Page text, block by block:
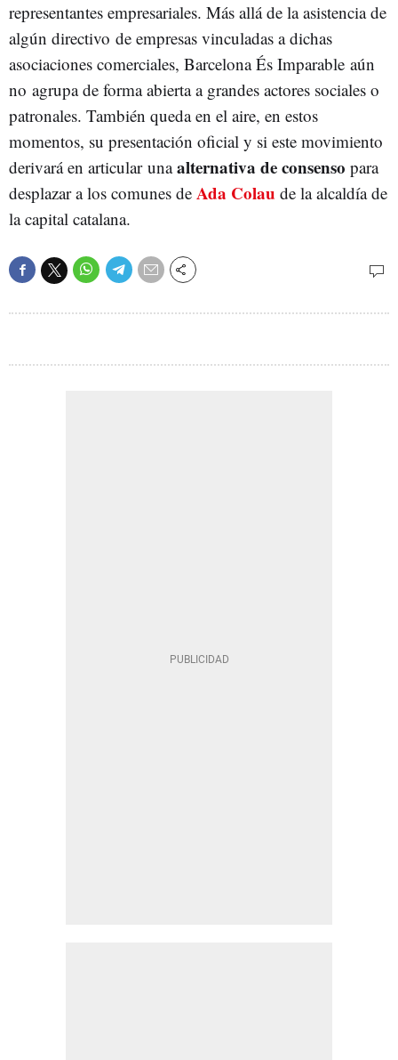
representantes empresariales. Más allá de la asistencia de
algún directivo de empresas vinculadas a dichas
asociaciones comerciales, Barcelona És Imparable aún
no agrupa de forma abierta a grandes actores sociales o
patronales. También queda en el aire, en estos
momentos, su presentación oficial y si este movimiento
derivará en articular unaalternativa de consenso para
desplazar a los comunes de Ada Colau de la alcaldía de
la capital catalana.